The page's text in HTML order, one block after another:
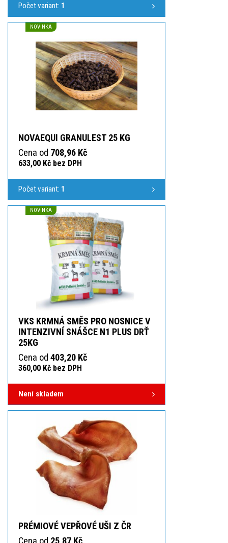
Počet variant: 1
NOVINKA
NOVAEQUI GRANULEST 25 KG
Cena od 708,96 Kč
633,00 Kč bez DPH
Počet variant: 1
NOVINKA
VKS KRMNÁ SMĚS PRO NOSNICE V
INTENZIVNÍ SNÁŠCE N1 PLUS DRŤ
25KG
Cena od 403,20 Kč
360,00 Kč bez DPH
Není skladem
PRÉMIOVÉ VEPŘOVÉ UŠI Z ČR
Cena od 25,87 Kč